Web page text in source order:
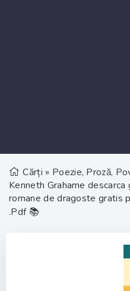
Cărți » Poezie, Proză,
Kenneth Grahame
romane de dragoste gratis
.Pdf 📚